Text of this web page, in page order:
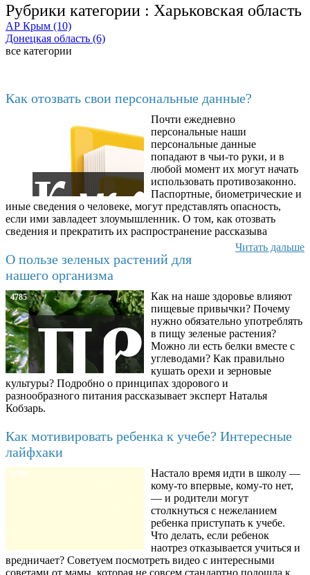
Рубрики категории : Харьковская область
АР Крым (10)
Донецкая область (6)
все категории
Как отозвать свои персональные данные?
Почти ежедневно
персональные наши
персональные данные
попадают в чьи-то руки, и в
любой момент их могут начать
использовать противозаконно.
Паспортные, биометрические и
иные сведения о человеке, могут представлять опасность,
если ими завладеет злоумышленник. О том, как отозвать
сведения и прекратить их распространение рассказыва
Читать дальше
О пользе зеленых растений для
нашего организма
4785
Как на наше здоровье влияют
пищевые привычки? Почему
нужно обязательно употреблять
в пищу зеленые растения?
Можно ли есть белки вместе с
углеводами? Как правильно
кушать орехи и зерновые
культуры? Подробно о принципах здорового и
разнообразного питания рассказывает эксперт Наталья
Кобзарь.
Как мотивировать ребенка к учебе? Интересные
лайфхаки
8780
Настало время идти в школу —
кому-то впервые, кому-то нет,
— и родители могут
столкнуться с нежеланием
ребенка приступать к учебе.
Что делать, если ребенок
наотрез отказывается учиться и
вредничает? Советуем посмотреть видео с интересными
советами от мамы, которая не совсем стандартно подошла к